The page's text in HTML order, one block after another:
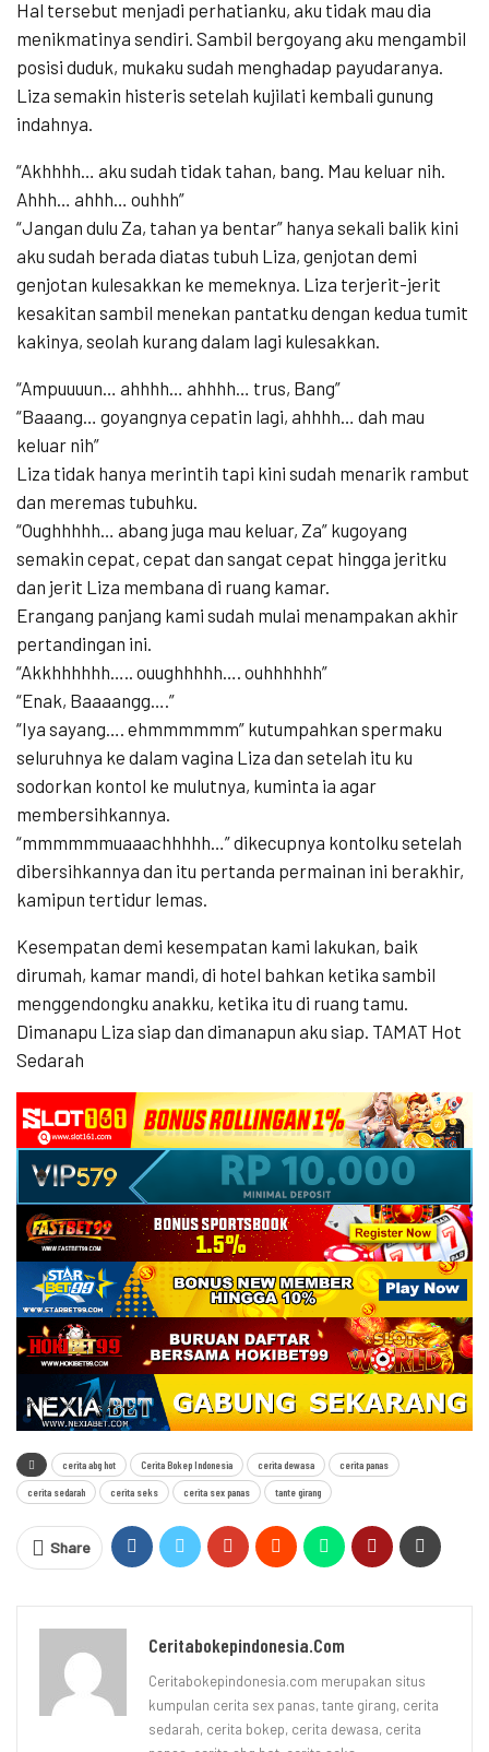
Hal tersebut menjadi perhatianku, aku tidak mau dia
menikmatinya sendiri. Sambil bergoyang aku mengambil
posisi duduk, mukaku sudah menghadap payudaranya.
Liza semakin histeris setelah kujilati kembali gunung
indahnya.
“Akhhhh… aku sudah tidak tahan, bang. Mau keluar nih.
Ahhh… ahhh… ouhhh”
“Jangan dulu Za, tahan ya bentar” hanya sekali balik kini
aku sudah berada diatas tubuh Liza, genjotan demi
genjotan kulesakkan ke memeknya. Liza terjerit-jerit
kesakitan sambil menekan pantatku dengan kedua tumit
kakinya, seolah kurang dalam lagi kulesakkan.
“Ampuuuun… ahhhh… ahhhh… trus, Bang”
“Baaang… goyangnya cepatin lagi, ahhhh… dah mau
keluar nih”
Liza tidak hanya merintih tapi kini sudah menarik rambut
dan meremas tubuhku.
“Oughhhhh… abang juga mau keluar, Za” kugoyang
semakin cepat, cepat dan sangat cepat hingga jeritku
dan jerit Liza membana di ruang kamar.
Erangang panjang kami sudah mulai menampakan akhir
pertandingan ini.
“Akkhhhhhh….. ouughhhhh…. ouhhhhhh”
“Enak, Baaaangg….”
“Iya sayang…. ehmmmmmm” kutumpahkan spermaku
seluruhnya ke dalam vagina Liza dan setelah itu ku
sodorkan kontol ke mulutnya, kuminta ia agar
membersihkannya.
“mmmmmmuaaachhhhh…” dikecupnya kontolku setelah
dibersihkannya dan itu pertanda permainan ini berakhir,
kamipun tertidur lemas.
Kesempatan demi kesempatan kami lakukan, baik
dirumah, kamar mandi, di hotel bahkan ketika sambil
menggendongku anakku, ketika itu di ruang tamu.
Dimanapu Liza siap dan dimanapun aku siap. TAMAT Hot
Sedarah
cerita abg hot Cerita Bokep Indonesia cerita dewasa cerita panas
cerita sedarah cerita seks cerita sex panas tante girang
Share
Ceritabokepindonesia.com
Ceritabokepindonesia.com merupakan situs
kumpulan cerita sex panas, tante girang, cerita
sedarah, cerita bokep, cerita dewasa, cerita